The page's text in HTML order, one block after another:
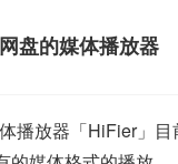
盘的媒体播放器
播放器「HiFier」